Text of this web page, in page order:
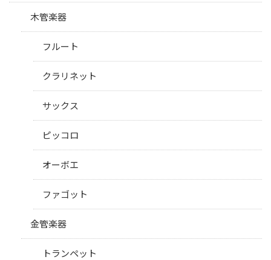
木管楽器
フルート
クラリネット
サックス
ピッコロ
オーボエ
ファゴット
金管楽器
トランペット